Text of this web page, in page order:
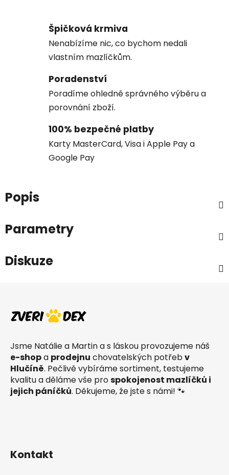
Špičková krmiva
Nenabízíme nic, co bychom nedali
vlastním mazlíčkům.
Poradenství
Poradíme ohledně správného výběru a
porovnání zboží.
100% bezpečné platby
Karty MasterCard, Visa i Apple Pay a
Google Pay
Popis
Parametry
Diskuze
Jsme Natálie a Martin a s láskou provozujeme náš
e-shopa prodejnu chovatelských potřebv
Hlučíně. Pečlivě vybíráme sortiment, testujeme
kvalitu a děláme vše prospokojenost mazlíčků i
jejich páníčků. Děkujeme, že jste s námi! 🐾
Kontakt